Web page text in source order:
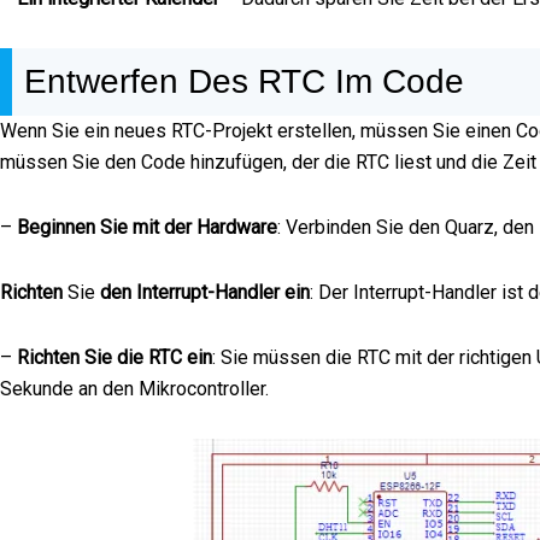
Entwerfen Des RTC Im Code
Wenn Sie ein neues RTC-Projekt erstellen, müssen Sie einen
müssen Sie den Code hinzufügen, der die RTC liest und die
– Beginnen Sie mit der Hardware: Verbinden Sie den Quarz,
Richten Sie den Interrupt-Handler ein: Der Interrupt-Handler ist
– Richten Sie die RTC ein: Sie müssen die RTC mit der
Sekunde an den Mikrocontroller.